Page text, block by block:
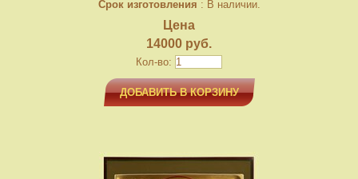
Срок изготовления : В наличии.
Цена
14000 руб.
Кол-во:
ДОБАВИТЬ В КОРЗИНУ